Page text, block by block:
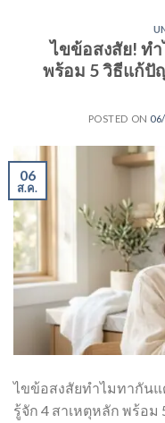
ไขข้อสงสัย! ท
พร้อม 5 วิธีแก้ปั
POSTED ON
06
ส.ค.
ไขข้อสงสัยทำไมทากันแ
รู้จัก 4 สาเหตุหลัก พร้อ